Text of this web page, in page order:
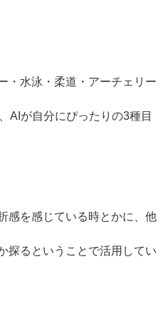
・水泳・柔道・アーチェリー
AIが自分にぴったりの3種目
感を感じている時とかに、他
探るということで活用してい